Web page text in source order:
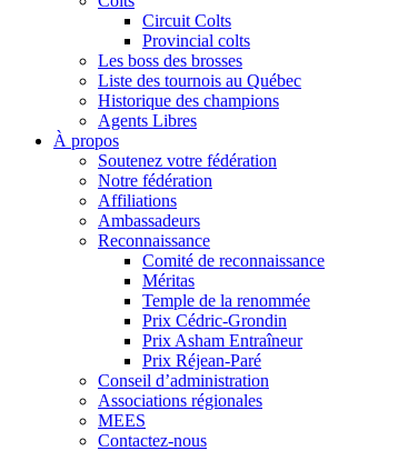
Circuit Colts
Provincial colts
Les boss des brosses
Liste des tournois au Québec
Historique des champions
Agents Libres
À propos
Soutenez votre fédération
Notre fédération
Affiliations
Ambassadeurs
Reconnaissance
Comité de reconnaissance
Méritas
Temple de la renommée
Prix Cédric-Grondin
Prix Asham Entraîneur
Prix Réjean-Paré
Conseil d’administration
Associations régionales
MEES
Contactez-nous